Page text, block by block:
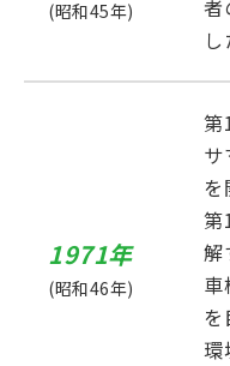
(昭和45年)
者
し
1971年
(昭和46年)
第
サ
を
第
解
車
を
環